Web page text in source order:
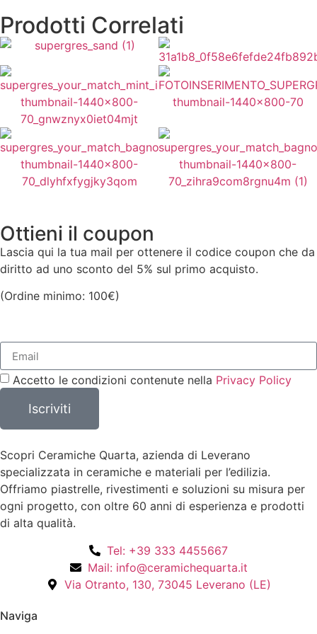
Prodotti Correlati
Prezzo a Scatola:64,80
(A partire da
Vedi Varianti
Prezzo a Scatola:
(A partire da
Vedi Varianti
Prezzo a Scatola:64,80€
(A partire da36,00€al mq)
Vedi Varianti
Prezzo a Scatola:64,80€
Vedi Varianti
Prezzo a Scatola:64,80€
(A partire da36,00€al mq)
Prezzo a Scatola:84,60€
(A partire da47,00€al mq)
Ottieni il coupon
Lascia qui la tua mail per ottenere il codice coupon che da
diritto ad uno sconto del 5% sul primo acquisto.
(Ordine minimo: 100€)
Accetto le condizioni contenute nella Privacy Policy
Iscriviti
Scopri Ceramiche Quarta, azienda di Leverano
specializzata in ceramiche e materiali per l’edilizia.
Offriamo piastrelle, rivestimenti e soluzioni su misura per
ogni progetto, con oltre 60 anni di esperienza e prodotti
di alta qualità.
Tel: +39 333 4455667
Mail: info@ceramichequarta.it
Via Otranto, 130, 73045 Leverano (LE)
Naviga